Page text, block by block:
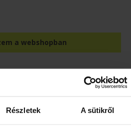
Részletek A sütikről
a webshopban